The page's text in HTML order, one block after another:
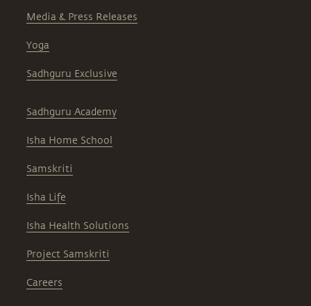
Media & Press Releases
Yoga
Sadhguru Exclusive
Sadhguru Academy
Isha Home School
Samskriti
Isha Life
Isha Health Solutions
Project Samskriti
Careers